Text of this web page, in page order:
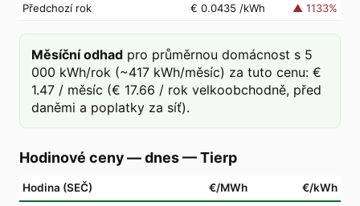
Předchozí rok
€ 0.0435 /kWh ▲ 1133%
Měsíční odhad pro průměrnou domácnost s 5
000 kWh/rok (~417 kWh/měsíc) za tuto cenu: €
1.47 / měsíc (€ 17.66 / rok velkoobchodně, před
daněmi a poplatky za síť).
Hodinové ceny — dnes—Tierp
Hodina (SEČ) €/MWh €/kWh